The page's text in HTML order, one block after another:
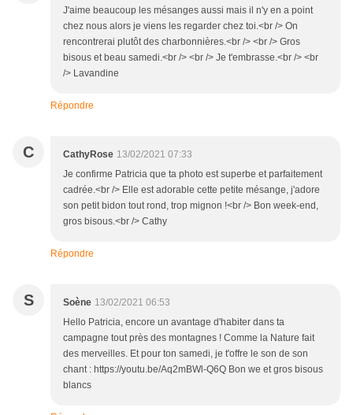
J'aime beaucoup les mésanges aussi mais il n'y en a point
chez nous alors je viens les regarder chez toi.<br /> On
rencontrerai plutôt des charbonnières.<br /> <br /> Gros
bisous et beau samedi.<br /> <br /> Je t'embrasse.<br /> <br
/> Lavandine
Répondre
C CathyRose 13/02/2021 07:33
Je confirme Patricia que ta photo est superbe et parfaitement
cadrée.<br /> Elle est adorable cette petite mésange, j'adore
son petit bidon tout rond, trop mignon !<br /> Bon week-end,
gros bisous.<br /> Cathy
Répondre
S Soène 13/02/2021 06:53
Hello Patricia, encore un avantage d'habiter dans ta
campagne tout près des montagnes ! Comme la Nature fait
des merveilles. Et pour ton samedi, je t'offre le son de son
chant : https://youtu.be/Aq2mBWl-Q6Q Bon we et gros bisous
blancs